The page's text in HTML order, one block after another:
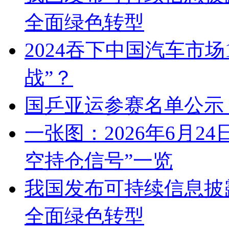
全面绿色转型
2024吞下中国汽车市
战”？
国乒亚运参赛名单公
一张图：2026年6月24
空持仓信号”一览
我国发布可持续信息
全面绿色转型